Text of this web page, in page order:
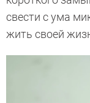
свести с ума
жить своей